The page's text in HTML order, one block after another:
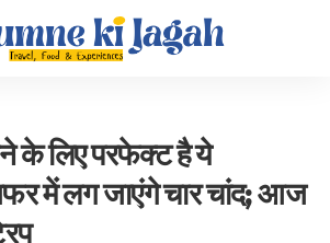
के लिए परफेक्ट है ये
में लग जाएंगे चार चांद; आज